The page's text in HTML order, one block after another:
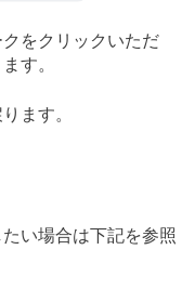
をクリックいただ
す。
ます。
い場合は下記を参照